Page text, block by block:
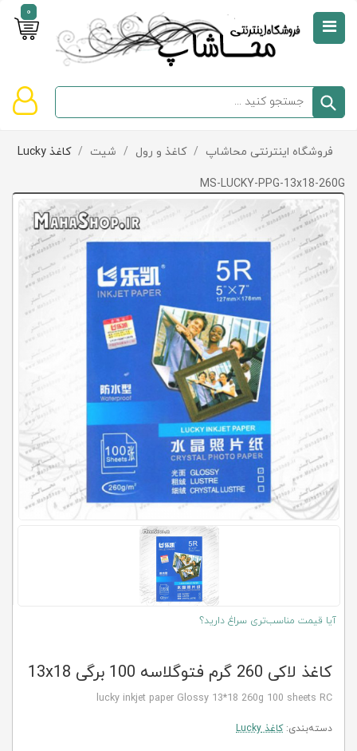
0
صفحه
دسته‌بندی
تخفیف‌ها
و
پیشنهادها
تماس
سبد
خالی
است
فروشگاه اینترنتی محاشاپ / کاغذ و رول / شیت / کاغذ Lucky
MS-LUCKY-PPG-13x18-260G
آیا قیمت مناسب‌تری سراغ دارید؟
کاغذ لاکی 260 گرم فتوگلاسه 100 برگی 13x18
lucky inkjet paper Glossy 13*18 260g 100 sheets RC
دسته‌بندی:کاغذ Lucky